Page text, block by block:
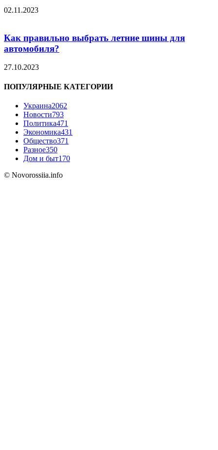
02.11.2023
Как правильно выбрать летние шины для
автомобиля?
27.10.2023
ПОПУЛЯРНЫЕ КАТЕГОРИИ
Украина2062
Новости793
Политика471
Экономика431
Общество371
Разное350
Дом и быт170
© Novorossiia.info